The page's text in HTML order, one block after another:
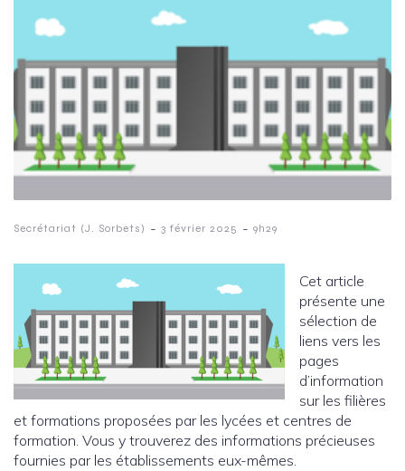
Secrétariat (J. Sorbets) - 3 février 2025 - 9h29
Cet article
présente une
sélection de
liens vers les
pages
d’information
sur les filières
et formations proposées par les lycées et centres de
formation. Vous y trouverez des informations précieuses
fournies par les établissements eux-mêmes.